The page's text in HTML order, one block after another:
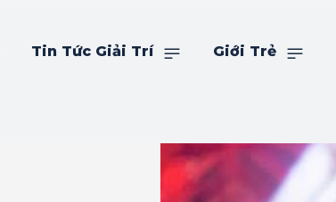
Tin Tức Giải Trí Giới Trẻ